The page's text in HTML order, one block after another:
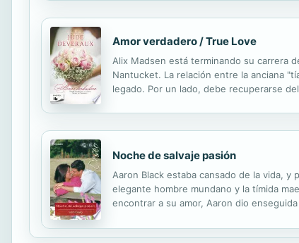
Amor verdadero / True Love
Alix Madsen está terminando su carrera
Nantucket. La relación entre la anciana
legado. Por un lado, debe recuperarse
Noche de salvaje pasión
Aaron Black estaba cansado de la vida, y
elegante hombre mundano y la tímida
encontrar a su amor, Aaron dio